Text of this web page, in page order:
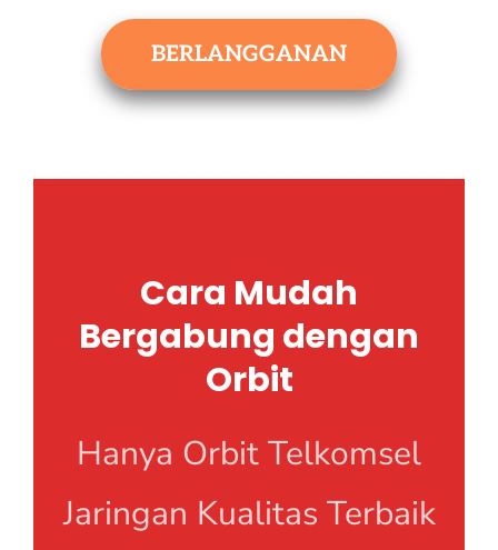
BERLANGGANAN
Cara Mudah
Bergabung dengan
Orbit
Hanya Orbit Telkomsel
Jaringan Kualitas Terbaik